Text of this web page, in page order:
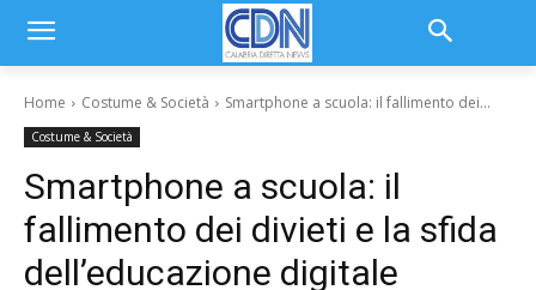
Home Costume & Società Smartphone a scuola: il fallimento dei...
Costume & Società
Smartphone a scuola: il
fallimento dei divieti e la sfida
dell’educazione digitale